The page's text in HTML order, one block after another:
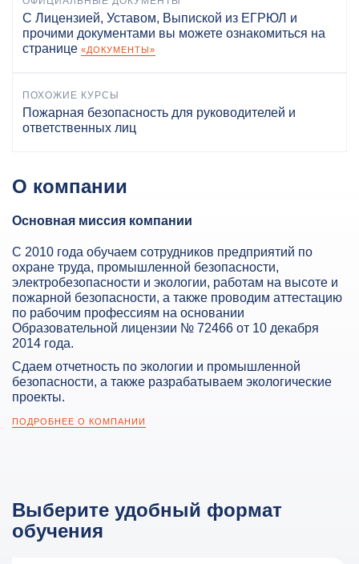
С Лицензией, Уставом, Выпиской из ЕГРЮЛ и
прочими документами вы можете ознакомиться на
странице «ДОКУМЕНТЫ»
ПОХОЖИЕ КУРСЫ
Пожарная безопасность для руководителей и
ответственных лиц
О компании
Основная миссия компании
С 2010 года обучаем сотрудников предприятий по
охране труда, промышленной безопасности,
электробезопасности и экологии, работам на высоте и
пожарной безопасности, а также проводим аттестацию
по рабочим профессиям на основании
Образовательной лицензии № 72466 от 10 декабря
2014 года.
Сдаем отчетность по экологии и промышленной
безопасности, а также разрабатываем экологические
проекты.
ПОДРОБНЕЕ О КОМПАНИИ
Выберите удобный формат
обучения